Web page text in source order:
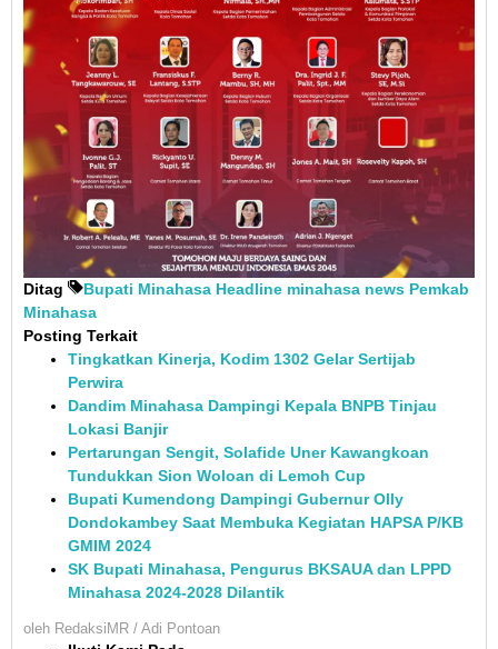
Ditag Bupati Minahasa Headline minahasa news Pemkab
Minahasa
Posting Terkait
Tingkatkan Kinerja, Kodim 1302 Gelar Sertijab
Perwira
Dandim Minahasa Dampingi Kepala BNPB Tinjau
Lokasi Banjir
Pertarungan Sengit, Solafide Uner Kawangkoan
Tundukkan Sion Woloan di Lemoh Cup
Bupati Kumendong Dampingi Gubernur Olly
Dondokambey Saat Membuka Kegiatan HAPSA P/KB
GMIM 2024
SK Bupati Minahasa, Pengurus BKSAUA dan LPPD
Minahasa 2024-2028 Dilantik
oleh RedaksiMR / Adi Pontoan